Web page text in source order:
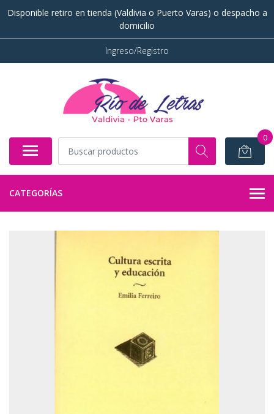
Disponible retiro en tienda (Valdivia o Puerto Varas) o despacho a
domicilio
Ingreso/Registro
0
CATEGORÍAS